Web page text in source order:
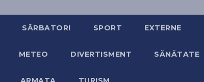
SĂRBATORI SPORT EXTERNE
METEO DIVERTISMENT SĂNĂTATE